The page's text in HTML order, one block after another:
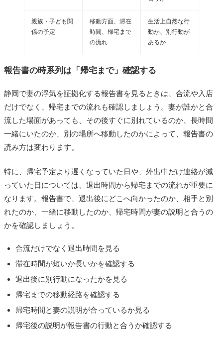
親族・子ども関
係の予定
移動方面、滞在
時間、帰宅まで
の流れ
生活上自然な行
動か、別行動が
あるか
報告書の時系列は「帰宅まで」確認する
静岡で妻の浮気を証拠化する報告書を見るときは、合流や入店
だけでなく、帰宅までの流れも確認しましょう。妻が誰かと合
流した場面があっても、その後すぐに別れているのか、長時間
一緒にいたのか、別の場所へ移動したのかによって、報告書の
読み方は変わります。
特に、帰宅予定より遅くなっていた日や、外出中だけ連絡が減
っていた日については、退出時間から帰宅までの流れが重要に
なります。報告書で、退出後にどこへ向かったのか、相手と別
れたのか、一緒に移動したのか、帰宅時間が妻の説明と合うの
かを確認しましょう。
合流だけでなく退出時間を見る
滞在時間が短いか長いかを確認する
退出後に別行動になったかを見る
帰宅までの移動経路を確認する
帰宅時間と妻の説明が合っているか見る
帰宅後の説明が報告書の行動と合うか確認する